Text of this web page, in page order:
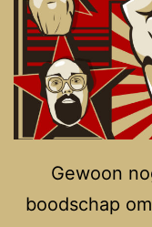
Gewoon
boodschap